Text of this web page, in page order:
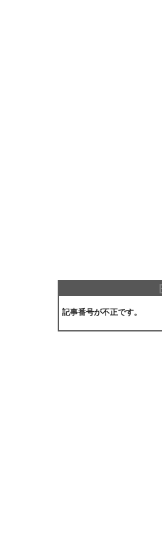
記事番号が不正です。